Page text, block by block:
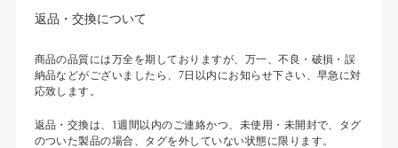
返品・交換について
商品の品質には万全を期しておりますが、万一、不良・破損・誤
納品などがございましたら、7日以内にお知らせ下さい、早急に対
応致します。
返品・交換は、1週間以内のご連絡かつ、未使用・未開封で、タグ
のついた製品の場合、タグを外していない状態に限ります。